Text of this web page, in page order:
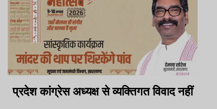
प्रदेश कांग्रेस अध्यक्ष से व्यक्तिगत विवाद नहीं